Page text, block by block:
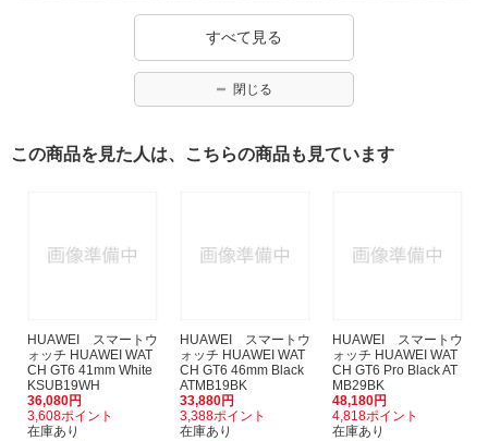
すべて見る
閉じる
この商品を見た人は、こちらの商品も見ています
HUAWEI スマートウ
ォッチ HUAWEI WAT
CH GT6 41mm White
KSUB19WH
36,080円
3,608ポイント
在庫あり
HUAWEI スマートウ
ォッチ HUAWEI WAT
CH GT6 46mm Black
ATMB19BK
33,880円
3,388ポイント
在庫あり
HUAWEI スマートウ
ォッチ HUAWEI WAT
CH GT6 Pro Black AT
MB29BK
48,180円
4,818ポイント
在庫あり